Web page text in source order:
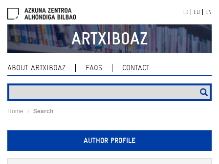
navigation
ES EU EN
ARTXIBOAZ
ABOUT ARTXIBOAZ FAQS CONTACT
Home Search
AUTHOR PROFILE